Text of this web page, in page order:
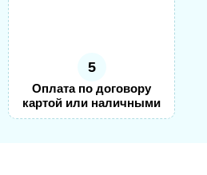
5
Оплата по договору
картой или наличными